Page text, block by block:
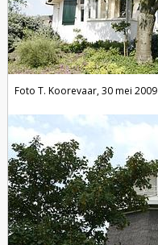
Foto T. Koorevaar, 30 mei 2009